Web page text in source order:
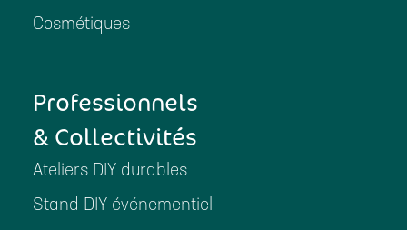
Cosmétiques
Professionnels
& Collectivités
Ateliers DIY durables
Stand DIY événementiel